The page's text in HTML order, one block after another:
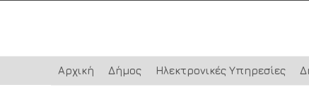
Αρχική Δήμος Ηλεκτρονικές Υπηρεσίες